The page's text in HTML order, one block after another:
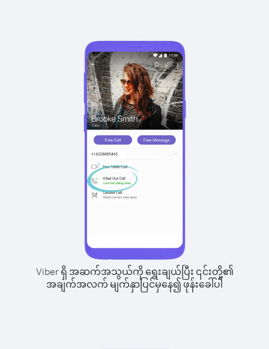
Viber ရှိ အဆက်အသွယ်ကို ရွေးချယ်ပြီး ၎င်းတို့၏
အချက်အလက် မျက်နှာပြင်မှနေ၍ ဖုန်းခေါ်ပါ